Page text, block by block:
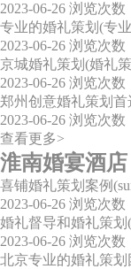
2023-06-26 浏览次数
专业的婚礼策划(专
2023-06-26 浏览次数
京城婚礼策划(婚礼
2023-06-26 浏览次数
郑州创意婚礼策划
2023-06-26 浏览次数
查看更多>
淮南婚宴酒店
喜铺婚礼策划案例
2023-06-26 浏览次数
婚礼督导和婚礼策
2023-06-26 浏览次数
北京专业的婚礼策